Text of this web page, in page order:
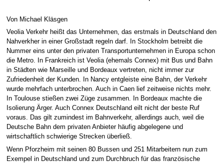
Von Michael Kläsgen
Veolia Verkehr heißt das Unternehmen, das erstmals in Deutschland den
Nahverkher in einer Großstadt regeln darf. In Stockholm betreibt die
Nummer eins unter den privaten Transportunternehmen in Europa schon
die Metro. In Frankreich ist Veolia (ehemals Connex) mit Bus und Bahn
in Städten wie Marseille und Bordeaux vertreten, nicht immer zur
Zufriedenheit der Kunden. In Nancy entgleiste eine Bahn, der Verkehr
wurde mehrfach unterbrochen. Auch in Caen lief zeitweise nichts mehr.
In Toulouse stießen zwei Züge zusammen. In Bordeaux machte die
Isolierung Ärger. Auch Connex Deutschland eilt nicht der beste Ruf
voraus. Das gilt zumindest im Bahnverkehr, allerdings auch, weil die
Deutsche Bahn dem privaten Anbieter häufig abgelegene und
wirtschaftlich schwierige Strecken überließ.
Wenn Pforzheim mit seinen 80 Bussen und 251 Mitarbeitern nun zum
Exempel in Deutschland und zum Durchbruch für das französische